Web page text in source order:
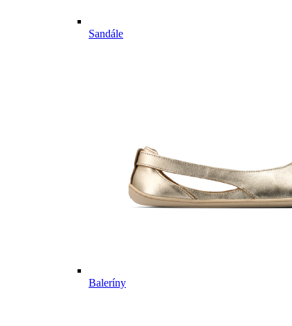
Sandále
Baleríny